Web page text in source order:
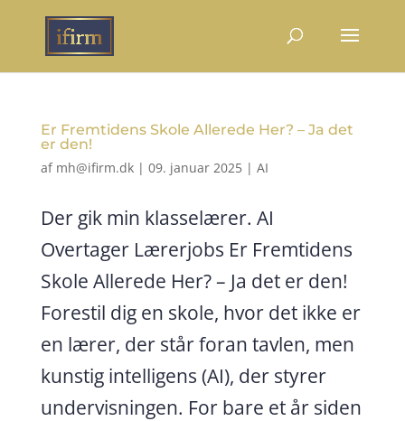
Er Fremtidens Skole Allerede Her? – Ja det
er den!
af mh@ifirm.dk| 09. januar 2025| AI
Der gik min klasselærer. AI
Overtager Lærerjobs Er Fremtidens
Skole Allerede Her? – Ja det er den!
Forestil dig en skole, hvor det ikke er
en lærer, der står foran tavlen, men
kunstig intelligens (AI), der styrer
undervisningen. For bare et år siden